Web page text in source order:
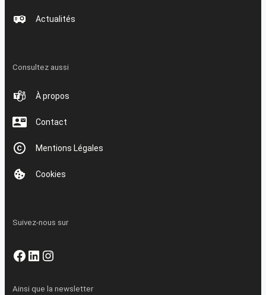
Actualités
Consultez aussi
À propos
Contact
Mentions Légales
Cookies
Suivez-nous sur
Facebook
LinkedIn
Instagram
Ainsi que la newsletter